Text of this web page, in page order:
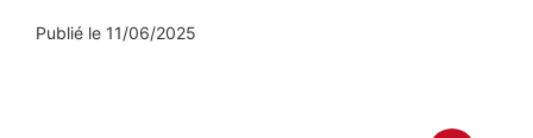
Publié le 11/06/2025